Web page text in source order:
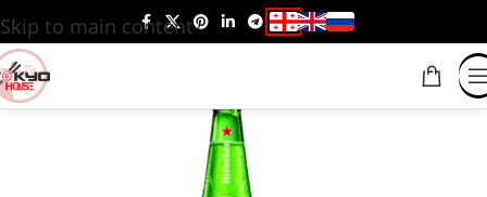
Skip to main content